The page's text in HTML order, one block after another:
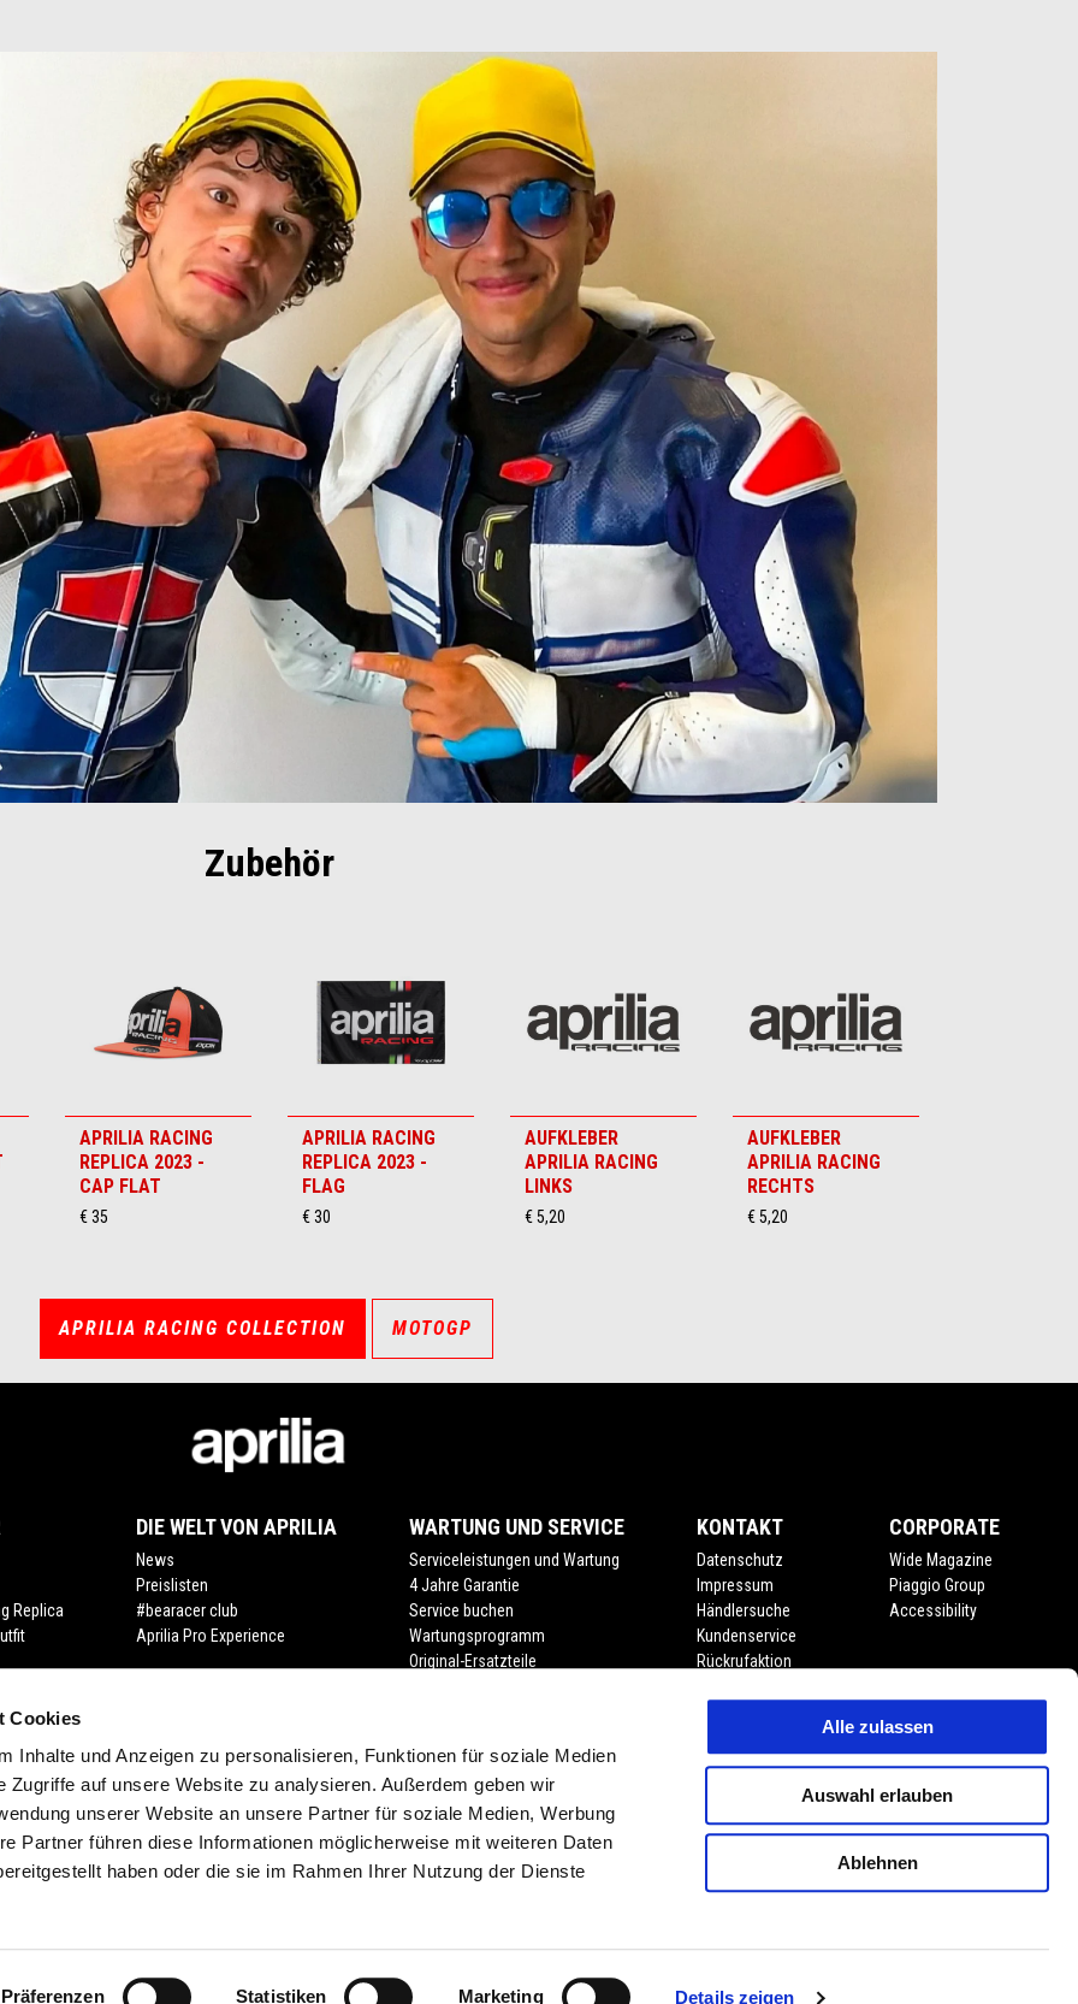
Cookies
Inhalte und Anzeigen zu personalisieren, Funktionen für soziale Medien
Zugriffe auf unsere Website zu analysieren. Außerdem geben wir
unserer Website an unsere Partner für soziale Medien, Werbung
Partner führen diese Informationen möglicherweise mit weiteren Daten
haben oder die sie im Rahmen Ihrer Nutzung der Dienste
Präferenzen Statistiken Marketing Details zeigen
Alle zulassen
Auswahl erlauben
Ablehnen
Zubehör
APRILIA RACING
REPLICA 2023 -
CAP FLAT
€ 35
APRILIA RACING
REPLICA 2023 -
FLAG
€ 30
AUFKLEBER
APRILIA RACING
LINKS
€ 5,20
AUFKLEBER
APRILIA RACING
RECHTS
€ 5,20
APRILIA RACING COLLECTION MOTOGP
Replica
DIE WELT VON APRILIA
News
Preislisten
#bearacer club
Aprilia Pro Experience
WARTUNG UND SERVICE
Serviceleistungen und Wartung
4 Jahre Garantie
Service buchen
Wartungsprogramm
Original-Ersatzteile
Anfrage nach Dokumenten
KONTAKT
Datenschutz
Impressum
Händlersuche
Kundenservice
Rückrufaktion
CORPORATE
Wide Magazine
Piaggio Group
Accessibility